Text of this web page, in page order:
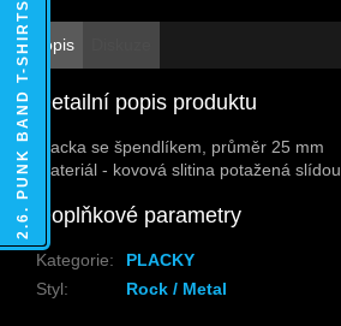
Popis
Detailní popis produktu
Placka se špendlíkem, průměr 25 mm
Materiál - kovová slitina potažená slídou
Doplňkové parametry
Kategorie:
PLACKY
Styl: Rock / Metal
2.6. PUNK BAND T-SHIRTS